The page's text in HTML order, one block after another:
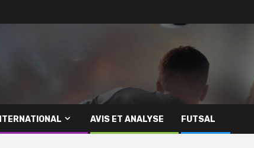
AVIS ET ANALYSE FUTSAL